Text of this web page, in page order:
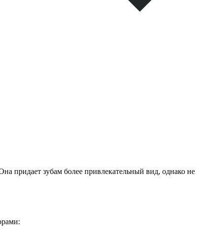
придает зубам более привлекательный вид, однако не